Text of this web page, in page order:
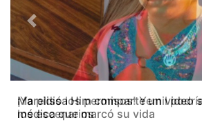
¡Ya pidió los permisos! Yemil
los escenarios
Previous